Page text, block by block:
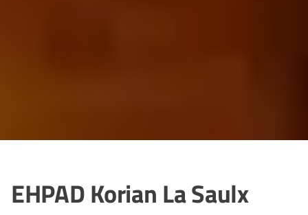
EHPAD Korian La Saulx